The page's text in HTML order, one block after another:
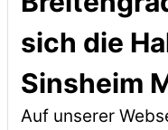
sich die
Sinsheim
Auf unserer